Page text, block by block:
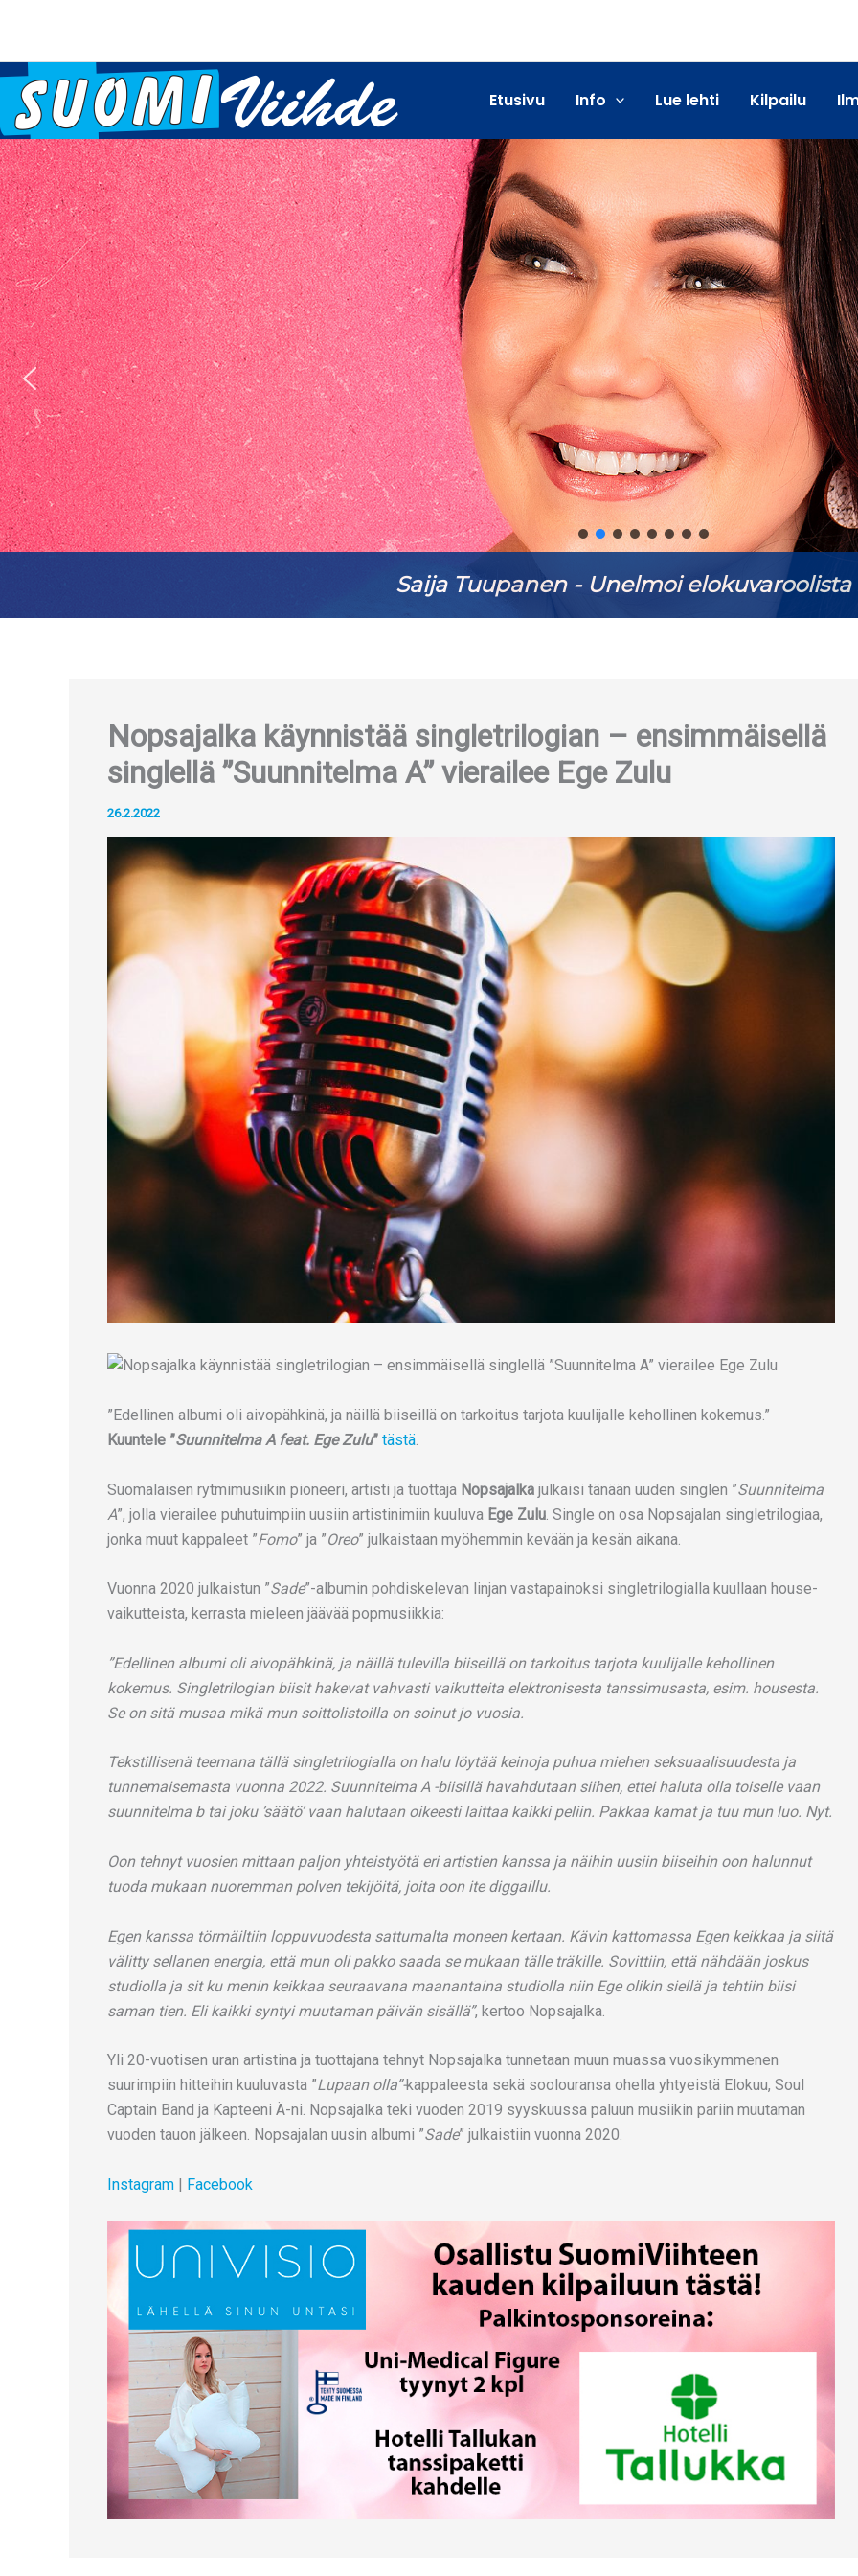
Etusivu Info Lue lehti Kilpailu
Saija Tuupanen - Unelmoi elokuvaroolista
Nopsajalka käynnistää singletrilogian – ensimmäisellä
singlellä ”Suunnitelma A” vierailee Ege Zulu
26.2.2022
”Edellinen albumi oli aivopähkinä, ja näillä biiseillä on tarkoitus tarjota kuulijalle kehollinen kokemus.”
Kuuntele ”Suunnitelma A feat. Ege Zulu” tästä.
Suomalaisen rytmimusiikin pioneeri, artisti ja tuottaja Nopsajalka julkaisi tänään uuden singlen ”Suunnitelma
A”, jolla vierailee puhutuimpiin uusiin artistinimiin kuuluva Ege Zulu . Single on osa Nopsajalan singletrilogiaa,
jonka muut kappaleet ”Fomo” ja ”Oreo” julkaistaan myöhemmin kevään ja kesän aikana.
Vuonna 2020 julkaistun ”Sade”-albumin pohdiskelevan linjan vastapainoksi singletrilogialla kuullaan house-
vaikutteista, kerrasta mieleen jäävää popmusiikkia:
”Edellinen albumi oli aivopähkinä, ja näillä tulevilla biiseillä on tarkoitus tarjota kuulijalle kehollinen
kokemus. Singletrilogian biisit hakevat vahvasti vaikutteita elektronisesta tanssimusasta, esim. housesta.
Se on sitä musaa mikä mun soittolistoilla on soinut jo vuosia.
Tekstillisenä teemana tällä singletrilogialla on halu löytää keinoja puhua miehen seksuaalisuudesta ja
tunnemaisemasta vuonna 2022. Suunnitelma A -biisillä havahdutaan siihen, ettei haluta olla toiselle vaan
suunnitelma b tai joku ’säätö’ vaan halutaan oikeesti laittaa kaikki peliin. Pakkaa kamat ja tuu mun luo. Nyt.
Oon tehnyt vuosien mittaan paljon yhteistyötä eri artistien kanssa ja näihin uusiin biiseihin oon halunnut
tuoda mukaan nuoremman polven tekijöitä, joita oon ite diggaillu.
Egen kanssa törmäiltiin loppuvuodesta sattumalta moneen kertaan. Kävin kattomassa Egen keikkaa ja siitä
välitty sellanen energia, että mun oli pakko saada se mukaan tälle träkille. Sovittiin, että nähdään joskus
studiolla ja sit ku menin keikkaa seuraavana maanantaina studiolla niin Ege olikin siellä ja tehtiin biisi
saman tien. Eli kaikki syntyi muutaman päivän sisällä”, kertoo Nopsajalka.
Yli 20-vuotisen uran artistina ja tuottajana tehnyt Nopsajalka tunnetaan muun muassa vuosikymmenen
suurimpiin hitteihin kuuluvasta ”Lupaan olla”-kappaleesta sekä soolouransa ohella yhtyeistä Elokuu, Soul
Captain Band ja Kapteeni Ä-ni. Nopsajalka teki vuoden 2019 syyskuussa paluun musiikin pariin muutaman
vuoden tauon jälkeen. Nopsajalan uusin albumi ”Sade” julkaistiin vuonna 2020.
Instagram | Facebook